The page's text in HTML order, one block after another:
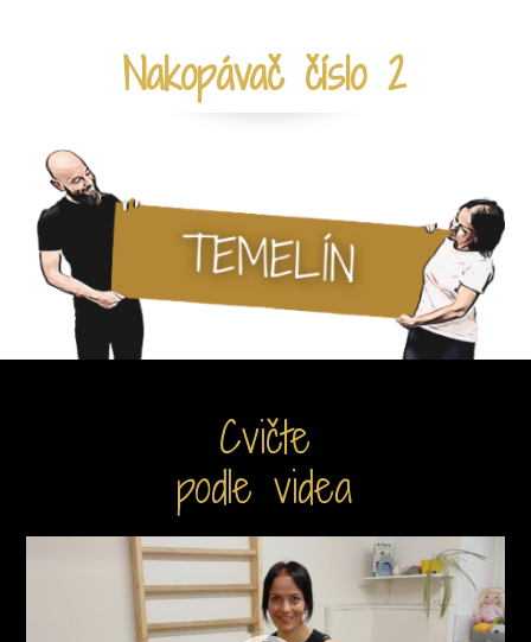
Nakopávač číslo 2
Cvičte
podle videa